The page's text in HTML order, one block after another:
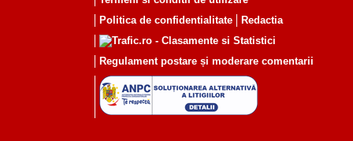
Politica de confidentialitate
Redactia
Regulament postare și moderare comentarii